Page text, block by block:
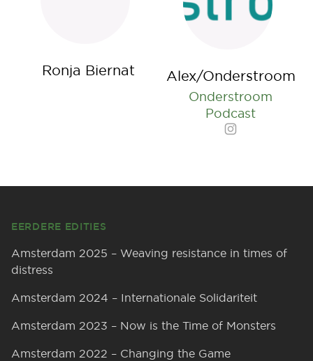
Ronja Biernat Alex/Onderstroom
Onderstroom
Podcast
Instagram
EERDERE EDITIES
Amsterdam 2025 – Weaving resistance in times of
distress
Amsterdam 2024 – Internationale Solidariteit
Amsterdam 2023 – Now is the Time of Monsters
Amsterdam 2022 – Changing the Game